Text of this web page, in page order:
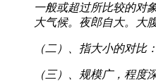
一般或超过所比较的对
大气候。夜郎自大。大
（二）、指大小的对比
（三）、规模广，程度